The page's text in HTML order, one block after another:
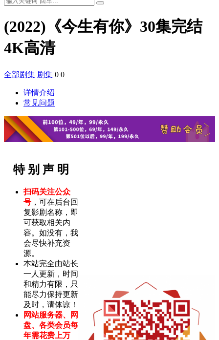
(2022)《今生有你》30集完结
4K高清
全部剧集 剧集 0 0
详情介绍
常见问题
特 别 声 明
扫码关注公众
号 ，可在后台回
复影剧名称，即
可获取相关内
容。如没有，我
会尽快补充资
源。
本站完全由站长
一人更新，时间
和精力有限，只
能尽力保持更新
及时，请体谅！
网站服务器、网
盘、各类会员每
年需花费上万